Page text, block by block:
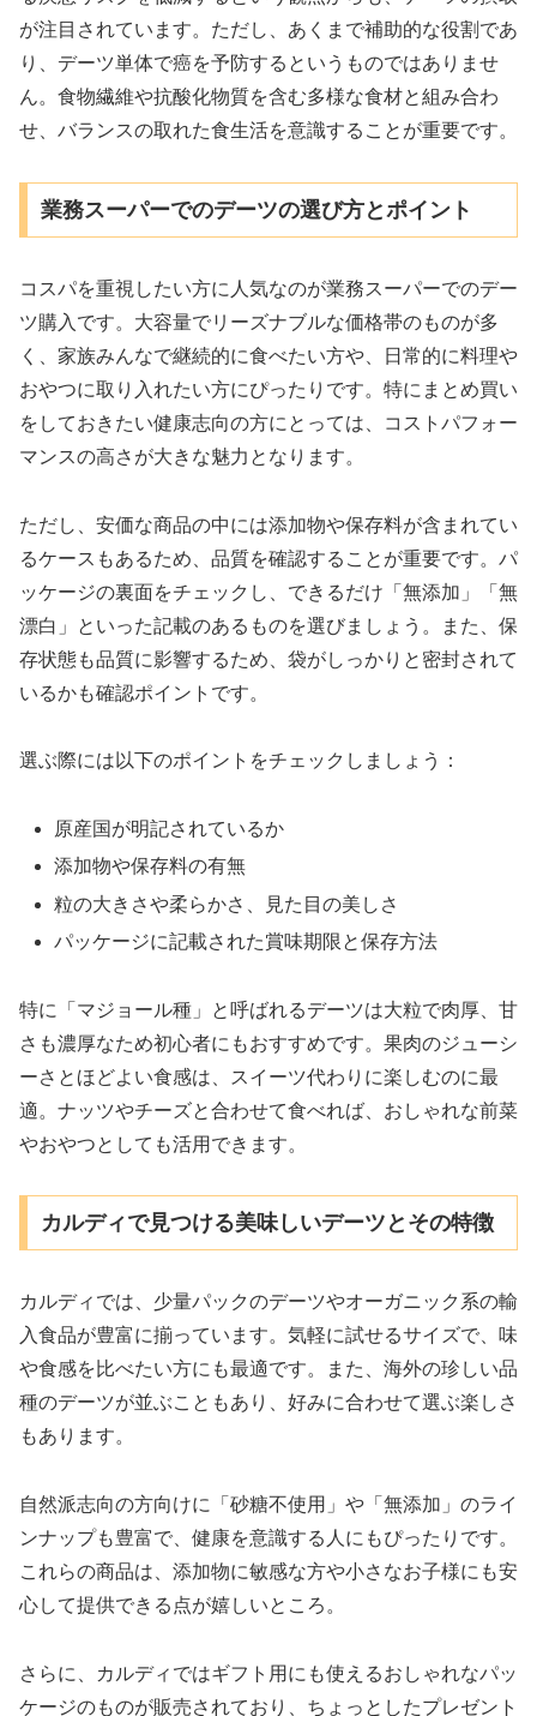
が注目されています。ただし、あくまで補助的な役割であ
り、デーツ単体で癌を予防するというものではありませ
ん。食物繊維や抗酸化物質を含む多様な食材と組み合わ
せ、バランスの取れた食生活を意識することが重要です。
業務スーパーでのデーツの選び方とポイント
コスパを重視したい方に人気なのが業務スーパーでのデー
ツ購入です。大容量でリーズナブルな価格帯のものが多
く、家族みんなで継続的に食べたい方や、日常的に料理や
おやつに取り入れたい方にぴったりです。特にまとめ買い
をしておきたい健康志向の方にとっては、コストパフォー
マンスの高さが大きな魅力となります。
ただし、安価な商品の中には添加物や保存料が含まれてい
るケースもあるため、品質を確認することが重要です。パ
ッケージの裏面をチェックし、できるだけ「無添加」「無
漂白」といった記載のあるものを選びましょう。また、保
存状態も品質に影響するため、袋がしっかりと密封されて
いるかも確認ポイントです。
選ぶ際には以下のポイントをチェックしましょう：
原産国が明記されているか
添加物や保存料の有無
粒の大きさや柔らかさ、見た目の美しさ
パッケージに記載された賞味期限と保存方法
特に「マジョール種」と呼ばれるデーツは大粒で肉厚、甘
さも濃厚なため初心者にもおすすめです。果肉のジューシ
ーさとほどよい食感は、スイーツ代わりに楽しむのに最
適。ナッツやチーズと合わせて食べれば、おしゃれな前菜
やおやつとしても活用できます。
カルディで見つける美味しいデーツとその特徴
カルディでは、少量パックのデーツやオーガニック系の輸
入食品が豊富に揃っています。気軽に試せるサイズで、味
や食感を比べたい方にも最適です。また、海外の珍しい品
種のデーツが並ぶこともあり、好みに合わせて選ぶ楽しさ
もあります。
自然派志向の方向けに「砂糖不使用」や「無添加」のライ
ンナップも豊富で、健康を意識する人にもぴったりです。
これらの商品は、添加物に敏感な方や小さなお子様にも安
心して提供できる点が嬉しいところ。
さらに、カルディではギフト用にも使えるおしゃれなパッ
ケージのものが販売されており、ちょっとしたプレゼント